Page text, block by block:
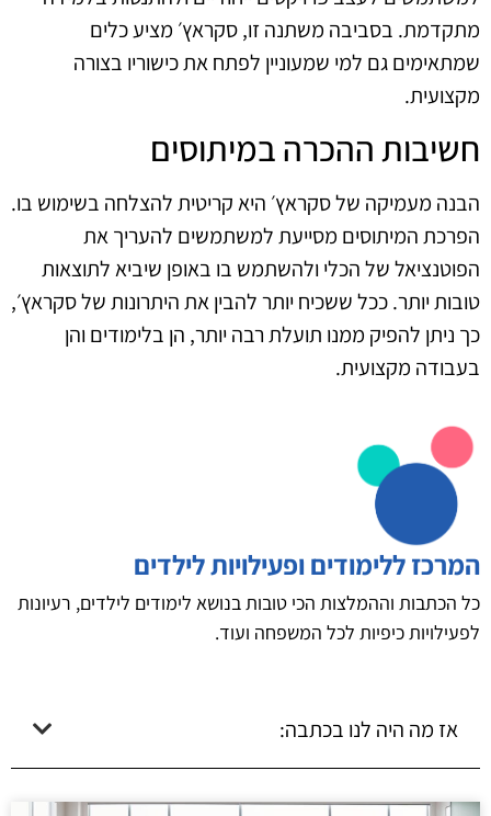
מתקדמת. בסביבה משתנה זו, סקראץ׳ מציע כלים
שמתאימים גם למי שמעוניין לפתח את כישוריו בצורה
מקצועית.
חשיבות ההכרה במיתוסים
הבנה מעמיקה של סקראץ׳ היא קריטית להצלחה בשימוש בו.
הפרכת המיתוסים מסייעת למשתמשים להעריך את
הפוטנציאל של הכלי ולהשתמש בו באופן שיביא לתוצאות
טובות יותר. ככל ששכיח יותר להבין את היתרונות של סקראץ׳,
כך ניתן להפיק ממנו תועלת רבה יותר, הן בלימודים והן
בעבודה מקצועית.
המרכז ללימודים ופעילויות לילדים
כל הכתבות וההמלצות הכי טובות בנושא לימודים לילדים, רעיונות
לפעילויות כיפיות לכל המשפחה ועוד.
אז מה היה לנו בכתבה: